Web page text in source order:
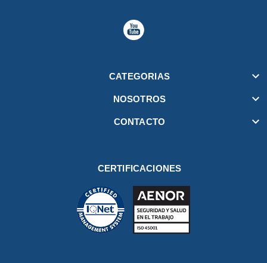
CATEGORIAS 
NOSOTROS 
CONTACTO 
CERTIFICACIONES